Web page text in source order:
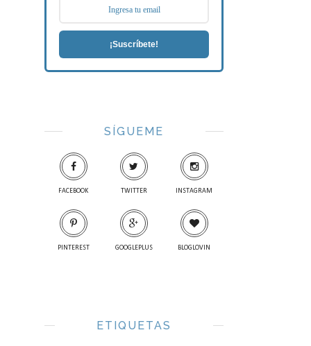
¡Suscríbete!
SÍGUEME
FACEBOOK TWITTER INSTAGRAM
PINTEREST GOOGLEPLUS BLOGLOVIN
ETIQUETAS